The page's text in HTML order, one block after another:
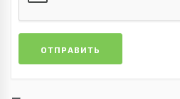
ОТПРАВИТЬ